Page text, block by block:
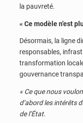
la pauvreté.
« Ce modèle n’est
Désormais, la ligne
responsables,
transformation
gouvernance
« Ce que nous
d’abord les intérêts
de l’État.